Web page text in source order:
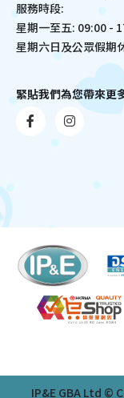
服務時段:
星期一至五: 09:00 -
星期六日及公眾假期
緊貼我們為您帶來更
IP&E GBA Ltd ©